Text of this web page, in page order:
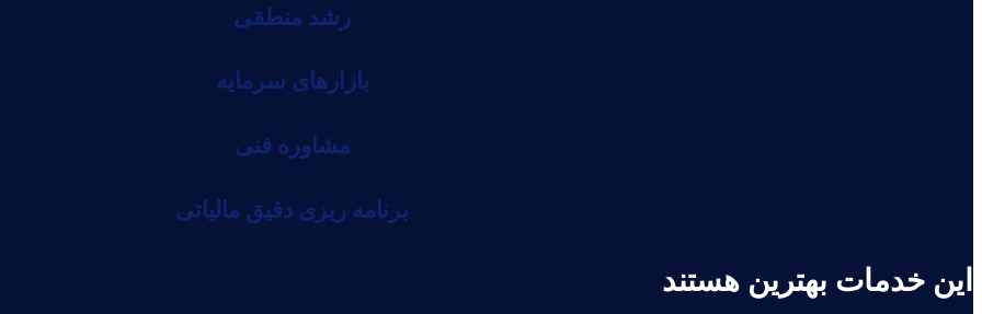
رشد منطقی
بازارهای سرمایه
مشاوره فنی
برنامه ریزی دقیق مالیاتی
این خدمات بهترین هستند